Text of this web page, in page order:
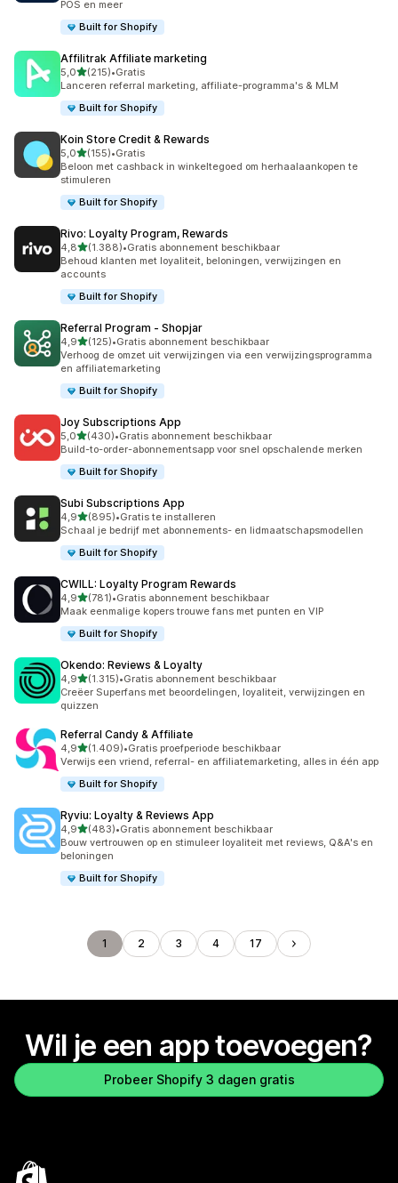
POS en meer
Built for Shopify
Affilitrak Affiliate marketing
5,0van 5 sterren
(215)
215 recensies in totaal
•Gratis
Lanceren referral marketing, affiliate-programma's & MLM
Built for Shopify
Koin Store Credit & Rewards
5,0van 5 sterren
(155)
155 recensies in totaal
•Gratis
Beloon met cashback in winkeltegoed om herhaalaankopen te
stimuleren
Built for Shopify
Rivo: Loyalty Program, Rewards
4,8van 5 sterren
(1.388)
1388 recensies in totaal
•Gratis abonnement beschikbaar
Behoud klanten met loyaliteit, beloningen, verwijzingen en
accounts
Built for Shopify
Referral Program ‑ Shopjar
4,9van 5 sterren
(125)
125 recensies in totaal
•Gratis abonnement beschikbaar
Verhoog de omzet uit verwijzingen via een verwijzingsprogramma
en affiliatemarketing
Built for Shopify
Joy Subscriptions App
5,0van 5 sterren
(430)
430 recensies in totaal
•Gratis abonnement beschikbaar
Build-to-order-abonnementsapp voor snel opschalende merken
Built for Shopify
Subi Subscriptions App
4,9van 5 sterren
(895)
895 recensies in totaal
•Gratis te installeren
Schaal je bedrijf met abonnements- en lidmaatschapsmodellen
Built for Shopify
CWILL: Loyalty Program Rewards
4,9van 5 sterren
(781)
781 recensies in totaal
•Gratis abonnement beschikbaar
Maak eenmalige kopers trouwe fans met punten en VIP
Built for Shopify
Okendo: Reviews & Loyalty
4,9van 5 sterren
(1.315)
1315 recensies in totaal
•Gratis abonnement beschikbaar
Creëer Superfans met beoordelingen, loyaliteit, verwijzingen en
quizzen
Referral Candy & Affiliate
4,9van 5 sterren
(1.409)
1409 recensies in totaal
•Gratis proefperiode beschikbaar
Verwijs een vriend, referral- en affiliatemarketing, alles in één app
Built for Shopify
Ryviu: Loyalty & Reviews App
4,9van 5 sterren
(483)
483 recensies in totaal
•Gratis abonnement beschikbaar
Bouw vertrouwen op en stimuleer loyaliteit met reviews, Q&A's en
beloningen
Built for Shopify
1 2 3 4 17
Wil je een app toevoegen?
Probeer Shopify 3 dagen gratis